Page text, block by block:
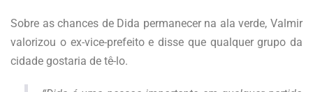
Sobre as chances de Dida permanecer na ala verde, Valmir
valorizou o ex-vice-prefeito e disse que qualquer grupo da
cidade gostaria de tê-lo.